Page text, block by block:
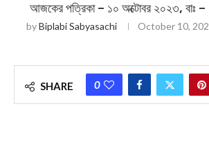
আজকের পত্রিকা – ১০ অক্টোবর ২০২৩, বাঃ
byBiplabi Sabyasachi October 10,
SHARE 0